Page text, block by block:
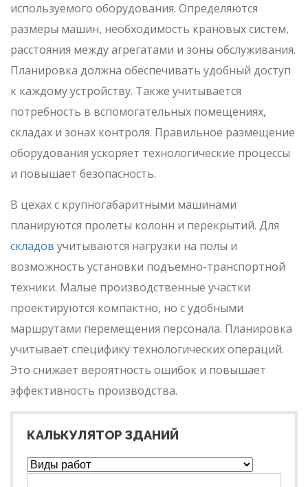
используемого оборудования. Определяются
размеры машин, необходимость крановых систем,
расстояния между агрегатами и зоны обслуживания.
Планировка должна обеспечивать удобный доступ
к каждому устройству. Также учитывается
потребность в вспомогательных помещениях,
складах и зонах контроля. Правильное размещение
оборудования ускоряет технологические процессы
и повышает безопасность.
В цехах с крупногабаритными машинами
планируются пролеты колонн и перекрытий. Для
складов учитываются нагрузки на полы и
возможность установки подъемно-транспортной
техники. Малые производственные участки
проектируются компактно, но с удобными
маршрутами перемещения персонала. Планировка
учитывает специфику технологических операций.
Это снижает вероятность ошибок и повышает
эффективность производства.
КАЛЬКУЛЯТОР ЗДАНИЙ